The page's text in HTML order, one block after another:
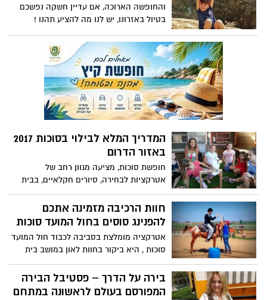
והחופשה הארוכה, אם עדיין חשקה נפשכם
בטיול באזרונו, יש לנו מה להציע תהנו !
המדריך המלא לבילוי בסוכות 2017
באזור הדרום
חופשת סוכות, מציעה מגוון רחב של
אטרקציות לבחירה, סיורים חקלאיים, בבית
בד, בבוסתן פירות אקזוטיים, בחוות
הקקטוסים ,קטיף רימונים, ביקור בחוות
החיות, טיולי אופניים, פעילויות ואטרקציות
חוות הרכיבה מזמינה אתכם
להפנינג סוסים בחול המועד סוכות
אטרקציה מומלצת בסביבה לכבוד חול המועד
סוכות , היא ביקור בחוות לאון במושב בית
עזרא, החווה פתוחה לקהל הרחב עם מגוון
אטרקציות.
בירה על הדרך – פסטיבל הבירה
המפורסם בעולם לראשונה במתחם